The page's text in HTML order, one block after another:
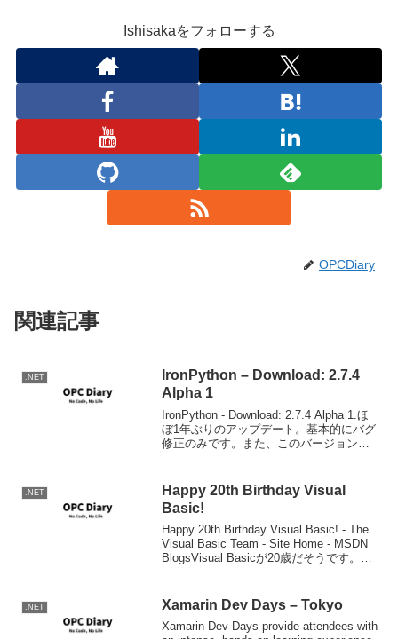
Ishisakaをフォローする
OPCDiary
関連記事
.NET
IronPython – Download: 2.7.4
Alpha 1
IronPython - Download: 2.7.4 Alpha 1.ほ
ぼ1年ぶりのアップデート。基本的にバグ
修正のみです。また、このバージョンか
.NET
Happy 20th Birthday Visual
Basic!
Happy 20th Birthday Visual Basic! - The
Visual Basic Team - Site Home - MSDN
BlogsVisual Basicが20歳だそうです。今
.NET Xamarin Dev Days – Tokyo
Xamarin Dev Days provide attendees with